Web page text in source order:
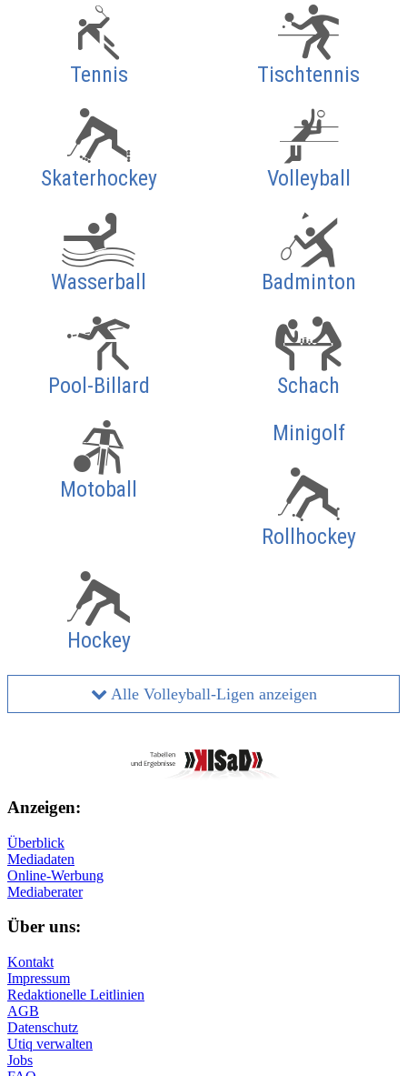
Tennis Tischtennis
Skaterhockey Volleyball
Wasserball Badminton
Pool-Billard Schach
Motoball
Minigolf
Rollhockey
Hockey
Alle Volleyball-Ligen anzeigen
Anzeigen:
Überblick
Mediadaten
Online-Werbung
Mediaberater
Über uns:
Kontakt
Impressum
Redaktionelle Leitlinien
AGB
Datenschutz
Utiq verwalten
Jobs